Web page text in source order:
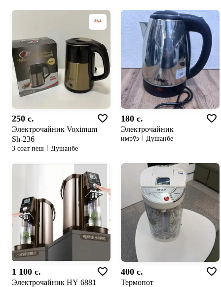
250 c.
Электрочайник Voximum
Sh-236
3 соат пеш Душанбе
180 c.
Электрочайник
имрӯз Душанбе
1 100 c.
Электрочайник HY 6881
400 c.
Термопот